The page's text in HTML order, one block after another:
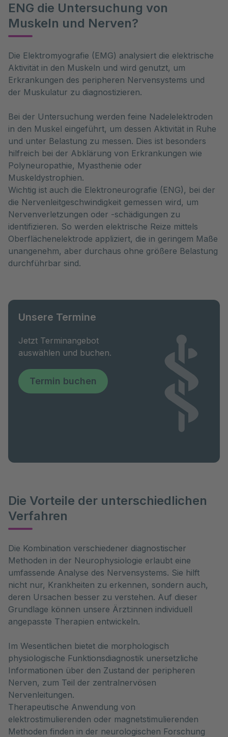
ENG die Untersuchung von
Muskeln und Nerven?
Die Elektromyografie (EMG) analysiert die elektrische
Aktivität in den Muskeln und wird genutzt, um
Erkrankungen des peripheren Nervensystems und
der Muskulatur zu diagnostizieren.
Bei der Untersuchung werden feine Nadelelektroden
in den Muskel eingeführt, um dessen Aktivität in Ruhe
und unter Belastung zu messen. Dies ist besonders
hilfreich bei der Abklärung von Erkrankungen wie
Polyneuropathie, Myasthenie oder
Muskeldystrophien.
Wichtig ist auch die Elektroneurografie (ENG), bei der
die Nervenleitgeschwindigkeit gemessen wird, um
Nervenverletzungen oder -schädigungen zu
identifizieren. So werden elektrische Reize mittels
Oberflächenelektrode appliziert, die in geringem Maße
unangenehm, aber durchaus ohne größere Belastung
durchführbar sind.
Unsere Termine
Jetzt Terminangebot
auswählen und buchen.
Termin buchen
Die Vorteile der unterschiedlichen
Verfahren
Die Kombination verschiedener diagnostischer
Methoden in der Neurophysiologie erlaubt eine
umfassende Analyse des Nervensystems. Sie hilft
nicht nur, Krankheiten zu erkennen, sondern auch,
deren Ursachen besser zu verstehen. Auf dieser
Grundlage können unsere Ärzt:innen individuell
angepasste Therapien entwickeln.
Im Wesentlichen bietet die morphologisch
physiologische Funktionsdiagnostik unersetzliche
Informationen über den Zustand der peripheren
Nerven, zum Teil der zentralnervösen
Nervenleitungen.
Therapeutische Anwendung von
elektrostimulierenden oder magnetstimulierenden
Methoden finden in der neurologischen Forschung